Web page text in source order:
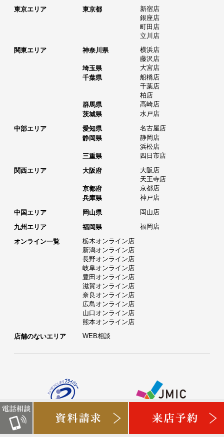
東京エリア
東京都
新宿店
銀座店
町田店
立川店
関東エリア
神奈川県
横浜店
藤沢店
埼玉県
大宮店
千葉県
船橋店
千葉店
柏店
群馬県
高崎店
茨城県
水戸店
中部エリア
愛知県
名古屋店
静岡県
静岡店
浜松店
三重県
四日市店
関西エリア
大阪府
大阪店
天王寺店
京都府
京都店
兵庫県
神戸店
中国エリア
岡山県
岡山店
九州エリア
福岡県
福岡店
オンライン一覧
栃木オンライン店
新潟オンライン店
長野オンライン店
岐阜オンライン店
豊田オンライン店
滋賀オンライン店
奈良オンライン店
広島オンライン店
山口オンライン店
熊本オンライン店
店舗のないエリア
WEB相談